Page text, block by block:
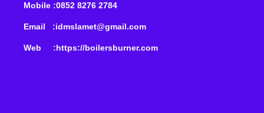
Mobile :0852 8276 2784
Email :idmslamet@gmail.com
Web :https://boilersburner.com